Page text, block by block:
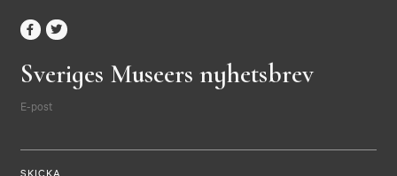
Sveriges Museers nyhetsbrev
E-post